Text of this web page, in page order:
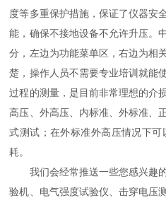
度等多重保护措施，保证了仪器安
能，确保不接地设备不允许升压。
分，左边为功能菜单区，右边为相
楚，操作人员不需要专业培训就能
过程的测量，是目前非常理想的介
高压、外高压、内标准、外标准、
式测试；在外标准外高压情况下
耗。
我们会经常推送一些您感兴趣
验机、电气强度试验仪、击穿电压